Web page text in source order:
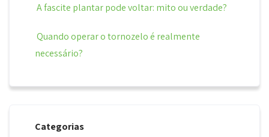
A fascite plantar pode voltar: mito ou verdade?
Quando operar o tornozelo é realmente
necessário?
Categorias